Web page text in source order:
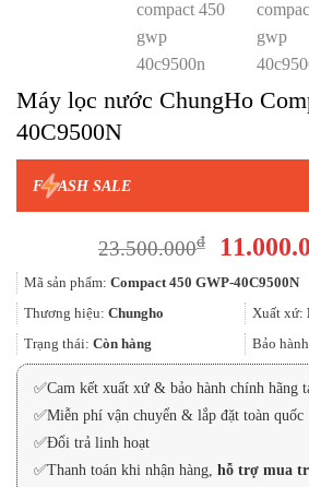
Máy lọc nước ChungHo
40C9500N
F ASH SALE
23.500.000₫
Giá
là:
Mã sản phẩm: Compact 450 GWP-40C9500N
Thương hiệu: Chungho Xuất xứ:
Trạng thái: Còn hàng Bảo
✅Cam kết xuất xứ & bảo hành chính hãng
✅Miễn phí vận chuyển & lắp đặt toàn quốc
✅Đổi trả linh hoạt
✅Thanh toán khi nhận hàng, hỗ trợ mua